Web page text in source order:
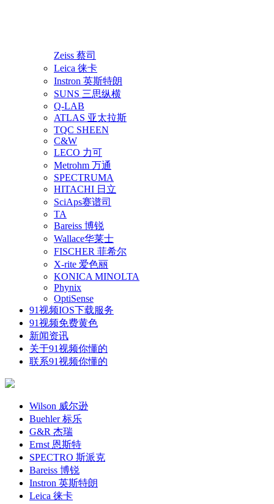
Zeiss 蔡司
Leica 徕卡
Instron 英斯特朗
SUNS 三思纵横
Q-LAB
ATLAS 亚太拉斯
TQC SHEEN
C&W
LECO 力可
Metrohm 万通
SPECTRUMA
HITACHI 日立
SciAps赛谱司
TA
Bareiss 博锐
Wallace华莱士
FISCHER 菲希尔
X-rite 爱色丽
KONICA MINOLTA
Phynix
OptiSense
91视频IOS下载服务
91视频免费黄色
新闻资讯
关于91视频你懂的
联系91视频你懂的
Wilson 威尔逊
Buehler 标乐
G&R 杰瑞
Ernst 恩斯特
SPECTRO 斯派克
Bareiss 博锐
Instron 英斯特朗
Leica 徕卡